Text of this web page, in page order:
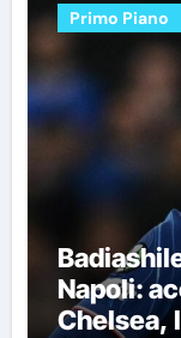
Primo Piano
Napoli:
Chelsea,